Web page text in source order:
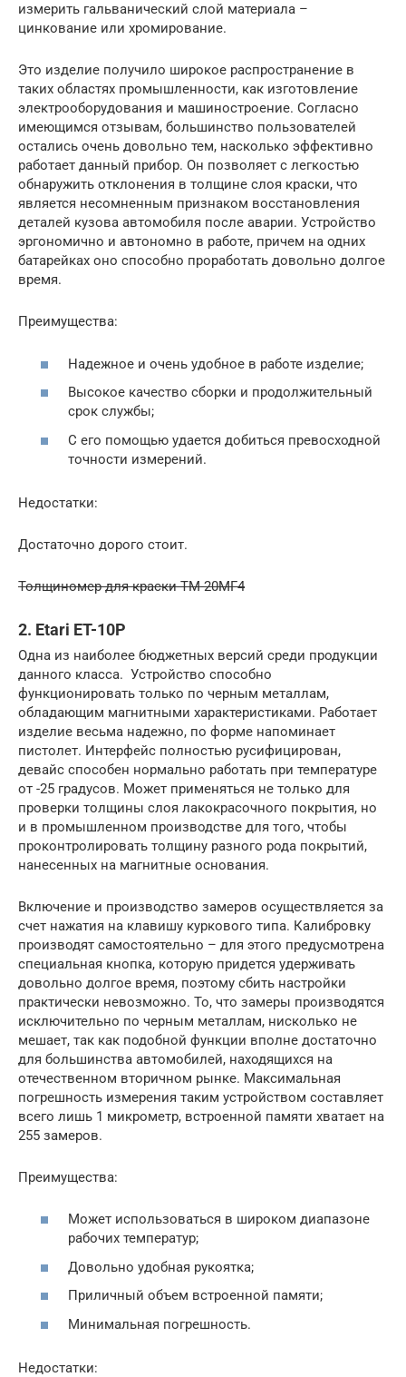
измерить гальванический слой материала –
цинкование или хромирование.
Это изделие получило широкое распространение в
таких областях промышленности, как изготовление
электрооборудования и машиностроение. Согласно
имеющимся отзывам, большинство пользователей
остались очень довольно тем, насколько эффективно
работает данный прибор. Он позволяет с легкостью
обнаружить отклонения в толщине слоя краски, что
является несомненным признаком восстановления
деталей кузова автомобиля после аварии. Устройство
эргономично и автономно в работе, причем на одних
батарейках оно способно проработать довольно долгое
время.
Преимущества:
Надежное и очень удобное в работе изделие;
Высокое качество сборки и продолжительный
срок службы;
С его помощью удается добиться превосходной
точности измерений.
Недостатки:
Достаточно дорого стоит.
Толщиномер для краски ТМ-20МГ4
2. Etari ET-10P
Одна из наиболее бюджетных версий среди продукции
данного класса. Устройство способно
функционировать только по черным металлам,
обладающим магнитными характеристиками. Работает
изделие весьма надежно, по форме напоминает
пистолет. Интерфейс полностью русифицирован,
девайс способен нормально работать при температуре
от -25 градусов. Может применяться не только для
проверки толщины слоя лакокрасочного покрытия, но
и в промышленном производстве для того, чтобы
проконтролировать толщину разного рода покрытий,
нанесенных на магнитные основания.
Включение и производство замеров осуществляется за
счет нажатия на клавишу куркового типа. Калибровку
производят самостоятельно – для этого предусмотрена
специальная кнопка, которую придется удерживать
довольно долгое время, поэтому сбить настройки
практически невозможно. То, что замеры производятся
исключительно по черным металлам, нисколько не
мешает, так как подобной функции вполне достаточно
для большинства автомобилей, находящихся на
отечественном вторичном рынке. Максимальная
погрешность измерения таким устройством составляет
всего лишь 1 микрометр, встроенной памяти хватает на
255 замеров.
Преимущества:
Может использоваться в широком диапазоне
рабочих температур;
Довольно удобная рукоятка;
Приличный объем встроенной памяти;
Минимальная погрешность.
Недостатки: